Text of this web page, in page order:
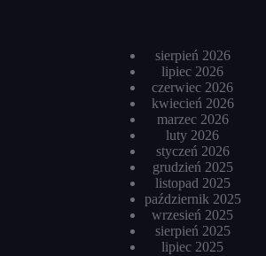
sierpień 2026
lipiec 2026
czerwiec 2026
kwiecień 2026
marzec 2026
luty 2026
styczeń 2026
grudzień 2025
listopad 2025
październik 2025
wrzesień 2025
sierpień 2025
lipiec 2025